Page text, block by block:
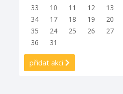
33
10 11 12 13
34
17 18 19 20
35
24 25 26 27
36
31
přidat akci